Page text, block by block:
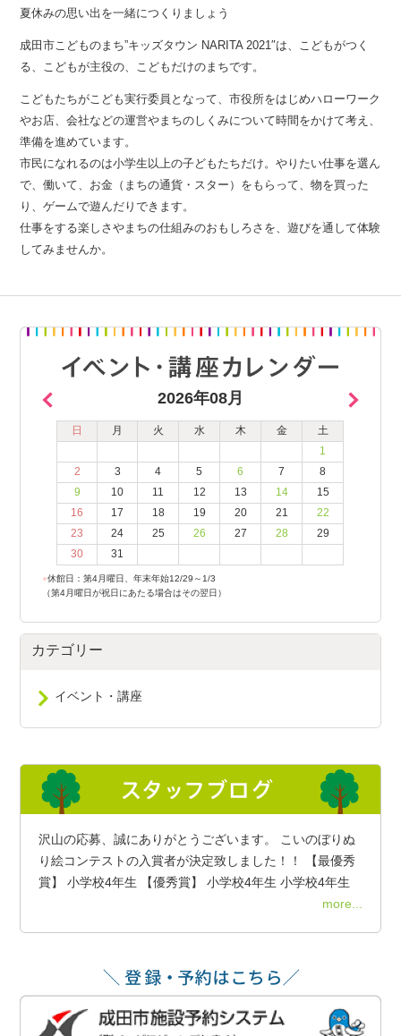
夏休みの思い出を一緒につくりましょう
成田市こどものまち”キッズタウン NARITA 2021″は、こどもがつく
る、こどもが主役の、こどもだけのまちです。
こどもたちがこども実行委員となって、市役所をはじめハローワーク
やお店、会社などの運営やまちのしくみについて時間をかけて考え、
準備を進めています。
市民になれるのは小学生以上の子どもたちだけ。やりたい仕事を選ん
で、働いて、お金（まちの通貨・スター）をもらって、物を買った
り、ゲームで遊んだりできます。
仕事をする楽しさやまちの仕組みのおもしろさを、遊びを通して体験
してみませんか。
2026年08月
日 月 火 水 木 金
土
1
2
3 4 5 6 7
8
9
10 11 12 13 14
15
16
17 18 19 20 21
22
23
24 25 26 27 28
29
30
31
●休館日：第4月曜日、年末年始12/29～1/3
（第4月曜日が祝日にあたる場合はその翌日）
カテゴリー
イベント・講座
沢山の応募、誠にありがとうございます。 こいのぼりぬ
り絵コンテストの入賞者が決定致しました！！ 【最優秀
賞】 小学校4年生 【優秀賞】 小学校4年生 小学校4年生
more...